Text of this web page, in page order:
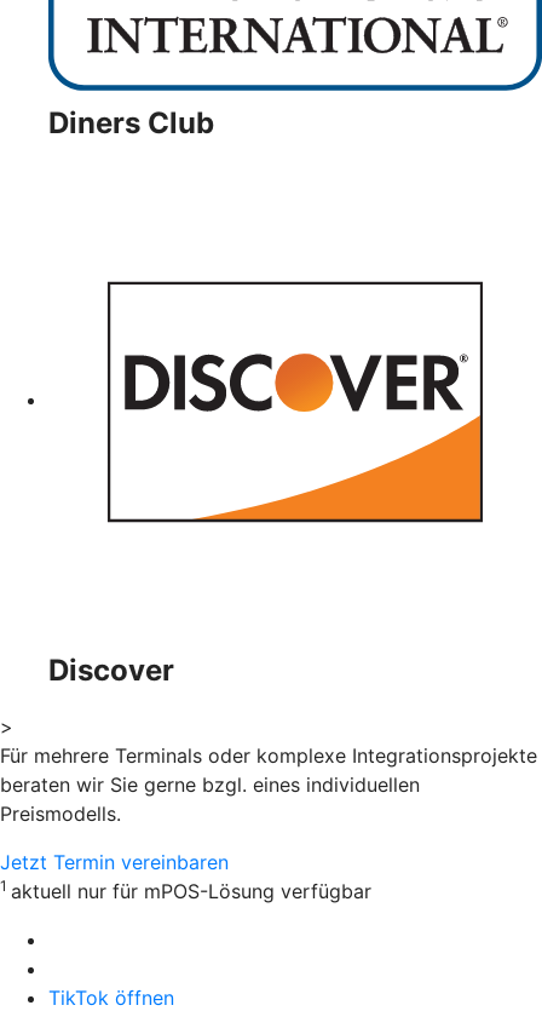
Diners Club
Discover
>
Für mehrere Terminals oder komplexe Integrationsprojekte
beraten wir Sie gerne bzgl. eines individuellen
Preismodells.
Jetzt Termin vereinbaren
1 aktuell nur für mPOS-Lösung verfügbar
TikTok öffnen